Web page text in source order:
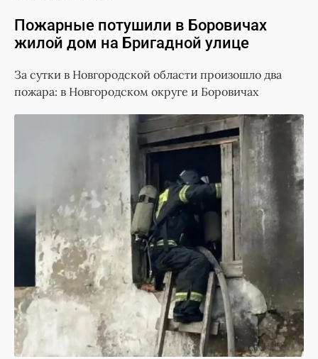
Пожарные потушили в Боровичах
жилой дом на Бригадной улице
За сутки в Новгородской области произошло два
пожара: в Новгородском округе и Боровичах